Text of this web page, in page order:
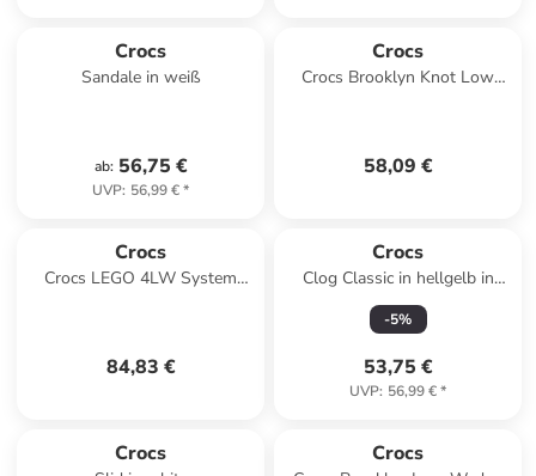
Crocs
Sandale in weiß
ab: 56,75 €
UVP: 56,99 €*
Crocs
Crocs Brooklyn Knot Low
58,09 €
Crocs
Crocs LEGO 4LW System
84,83 €
Crocs
Clog Classic in hellgelb in
hellgelb
-5%
53,75 €
UVP: 56,99 €*
Crocs Crocs